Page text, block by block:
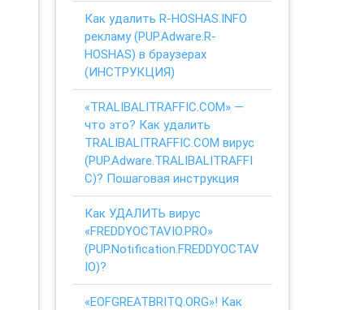
Как удалить R-HOSHAS.INFO
рекламу (PUP.Adware.R-
HOSHAS) в браузерах
(ИНСТРУКЦИЯ)
«TRALIBALITRAFFIC.COM» —
что это? Как удалить
TRALIBALITRAFFIC.COM вирус
(PUP.Adware.TRALIBALITRAFFI
C)? Пошаговая инструкция
Как УДАЛИТЬ вирус
«FREDDYOCTAVIO.PRO»
(PUP.Notification.FREDDYOCTAV
IO)?
«EOFGREATBRITQ.ORG»! Как